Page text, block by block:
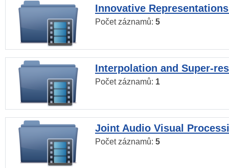
Innovative
Počet záznamů: 5
Interpolation and Super-
Počet záznamů: 1
Joint Audio Visual
Počet záznamů: 5